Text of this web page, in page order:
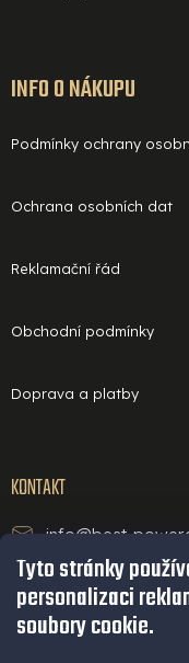
Tyto stránky
personalizaci
soubory cookie.
INFO O NÁKUPU
Podmínky ochrany
Ochrana osobních dat
Reklamační řád
Obchodní podmínky
Doprava a platby
KONTAKT
info@best-
technická podpora a servis
+420 771 234 568